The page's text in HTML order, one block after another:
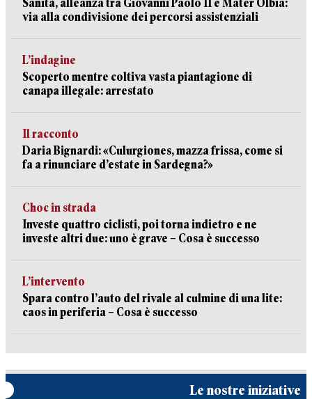
Sanità, alleanza tra Giovanni Paolo II e Mater Olbia:
via alla condivisione dei percorsi assistenziali
L’indagine
Scoperto mentre coltiva vasta piantagione di
canapa illegale: arrestato
Il racconto
Daria Bignardi: «Culurgiones, mazza frissa, come si
fa a rinunciare d’estate in Sardegna?»
Choc in strada
Investe quattro ciclisti, poi torna indietro e ne
investe altri due: uno è grave – Cosa è successo
L’intervento
Spara contro l’auto del rivale al culmine di una lite:
caos in periferia – Cosa è successo
Le nostre iniziative